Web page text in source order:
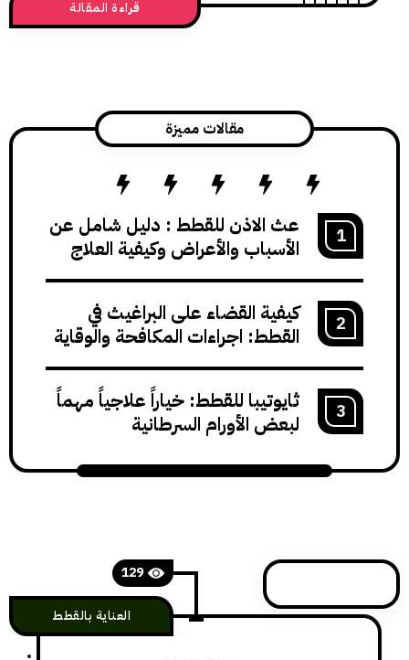
علاجها بالخيارات التقليدية. وقد أشارت
الدوائية البيطرية إلى وجود استخدامات
قراءة المقالة
مقالات مميزة
عث الاذن للقطط : دليل شامل عن
الأسباب والأعراض وكيفية العلاج
كيفية القضاء على البراغيث في
القطط: اجراءات المكافحة والوقاية
ثايوتيبا للقطط: خياراً علاجياً مهماً
لبعض الأورام السرطانية
129
العناية بالقطط